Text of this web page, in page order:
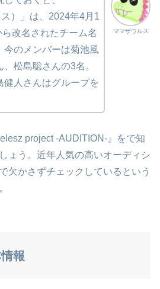
ママザウルス
）」は、2024年4月1
改名されたチーム名
今のメンバーは菊池風
松島聡さんの3名。
健人さんはグループを
project -AUDITION-』をで知
ょう。近年人気の高いオーディシ
欠かさずチェックしているという
報